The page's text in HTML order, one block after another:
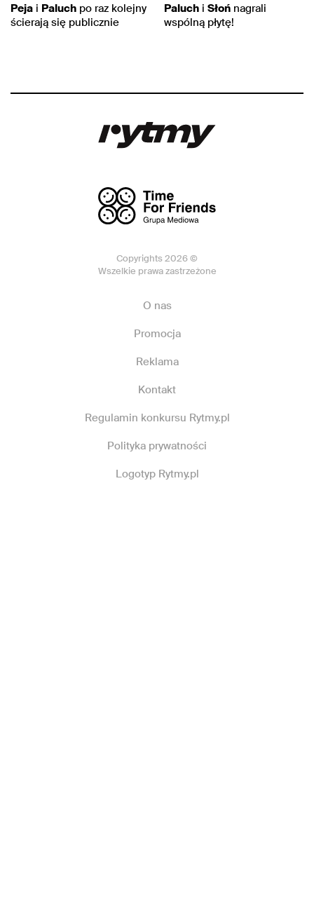
Peja i Paluch po raz kolejny
ścierają się publicznie
Paluch i Słoń nagrali
wspólną płytę!
Copyrights 2026 ©
Wszelkie prawa zastrzeżone
O nas
Promocja
Reklama
Kontakt
Regulamin konkursu Rytmy.pl
Polityka prywatności
Logotyp Rytmy.pl